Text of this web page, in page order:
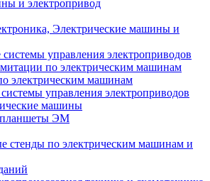
и электропривод
Электрические машины и
управления электроприводов
по электрическим машинам
электрическим машинам
управления электроприводов
машины
планшеты ЭМ
стенды по электрическим машинам и